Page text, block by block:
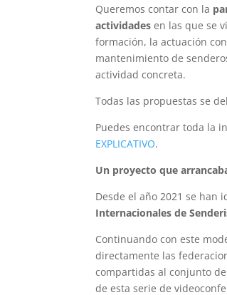
Queremos contar con la
actividadesen las que se
formación, la actuación
mantenimiento de
actividad concreta.
Todas las propuestas se
Puedes encontrar toda la
EXPLICATIVO.
Un proyecto que
Desde el año 2021 se han
Internacionales de
Continuando con este
directamente las
compartidas al conjunto
de esta serie de